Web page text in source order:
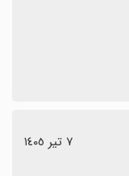
٧ تیر ١٤٠٥